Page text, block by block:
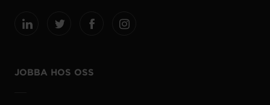
JOBBA HOS OSS